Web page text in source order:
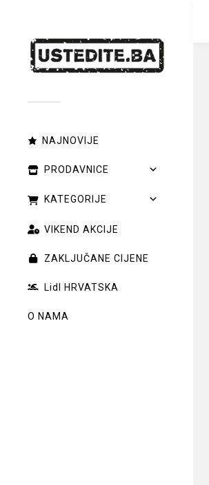
NAJNOVIJE
PRODAVNICE
KATEGORIJE
VIKEND AKCIJE
ZAKLJUČANE CIJENE
Lidl HRVATSKA
O NAMA